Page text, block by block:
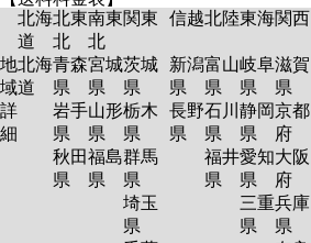
北海
道
北東
北
南東
北
関東 信越北陸東海関西
地
域
詳
細
北海
道
青森
県
岩手
県
秋田
県
宮城
県
山形
県
福島
県
茨城
県
栃木
県
群馬
県
埼玉
県
新潟
県
長野
県
富山
県
石川
県
福井
県
岐阜
県
静岡
県
愛知
県
三重
県
滋賀
県
京都
府
大阪
府
兵庫
県